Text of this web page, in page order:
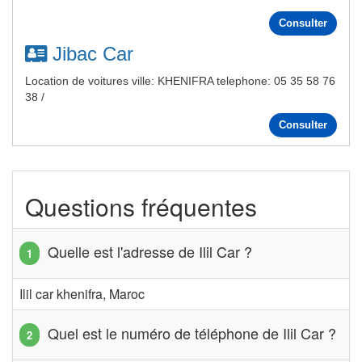
Consulter
Jibac Car
Location de voitures ville: KHENIFRA telephone: 05 35 58 76
38 /
Consulter
Questions fréquentes
Quelle est l'adresse de Ilil Car ?
Ilil car khenifra, Maroc
Quel est le numéro de téléphone de Ilil Car ?